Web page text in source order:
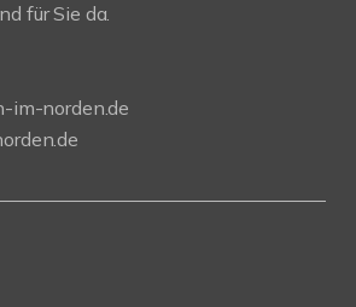
für Sie da.
im-norden.de